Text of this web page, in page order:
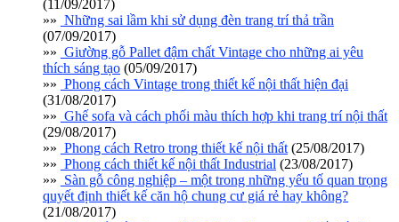
(11/09/2017)
»» Những sai lầm khi sử dụng đèn trang trí thả trần
(07/09/2017)
»» Giường gỗ Pallet đậm chất Vintage cho những ai yêu
thích sáng tạo (05/09/2017)
»» Phong cách Vintage trong thiết kế nội thất hiện đại
(31/08/2017)
»» Ghế sofa và cách phối màu thích hợp khi trang trí nội thất
(29/08/2017)
»» Phong cách Retro trong thiết kế nội thất (25/08/2017)
»» Phong cách thiết kế nội thất Industrial (23/08/2017)
»» Sàn gỗ công nghiệp – một trong những yếu tố quan trọng
quyết định thiết kế căn hộ chung cư giá rẻ hay không?
(21/08/2017)